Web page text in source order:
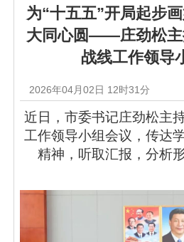
为“十五五”开局起步
大同心圆——庄劲松主
战线工作领导
2026年04月02日 12时31分
近日，市委书记庄劲松主
工作领导小组会议，传达
精神，听取汇报，分析